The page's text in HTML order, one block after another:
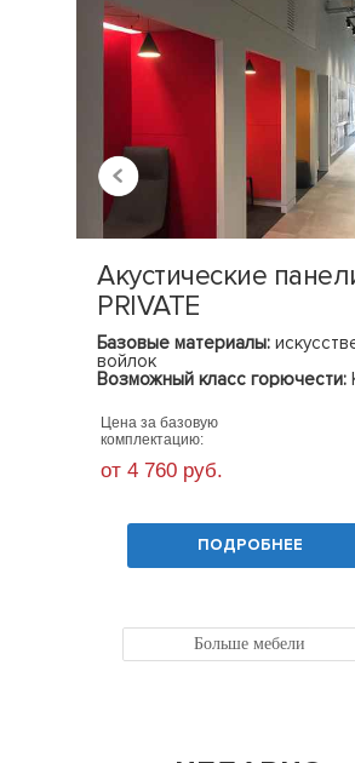
Акустические
PRIVATE
Базовые материалы:
войлок
Возможный класс горючести:
Цена за базовую
комплектацию:
от 4 760 руб.
ПОДРОБНЕЕ
Больше мебели